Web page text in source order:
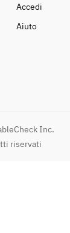
Accedi
Aiuto
Inc.
riservati